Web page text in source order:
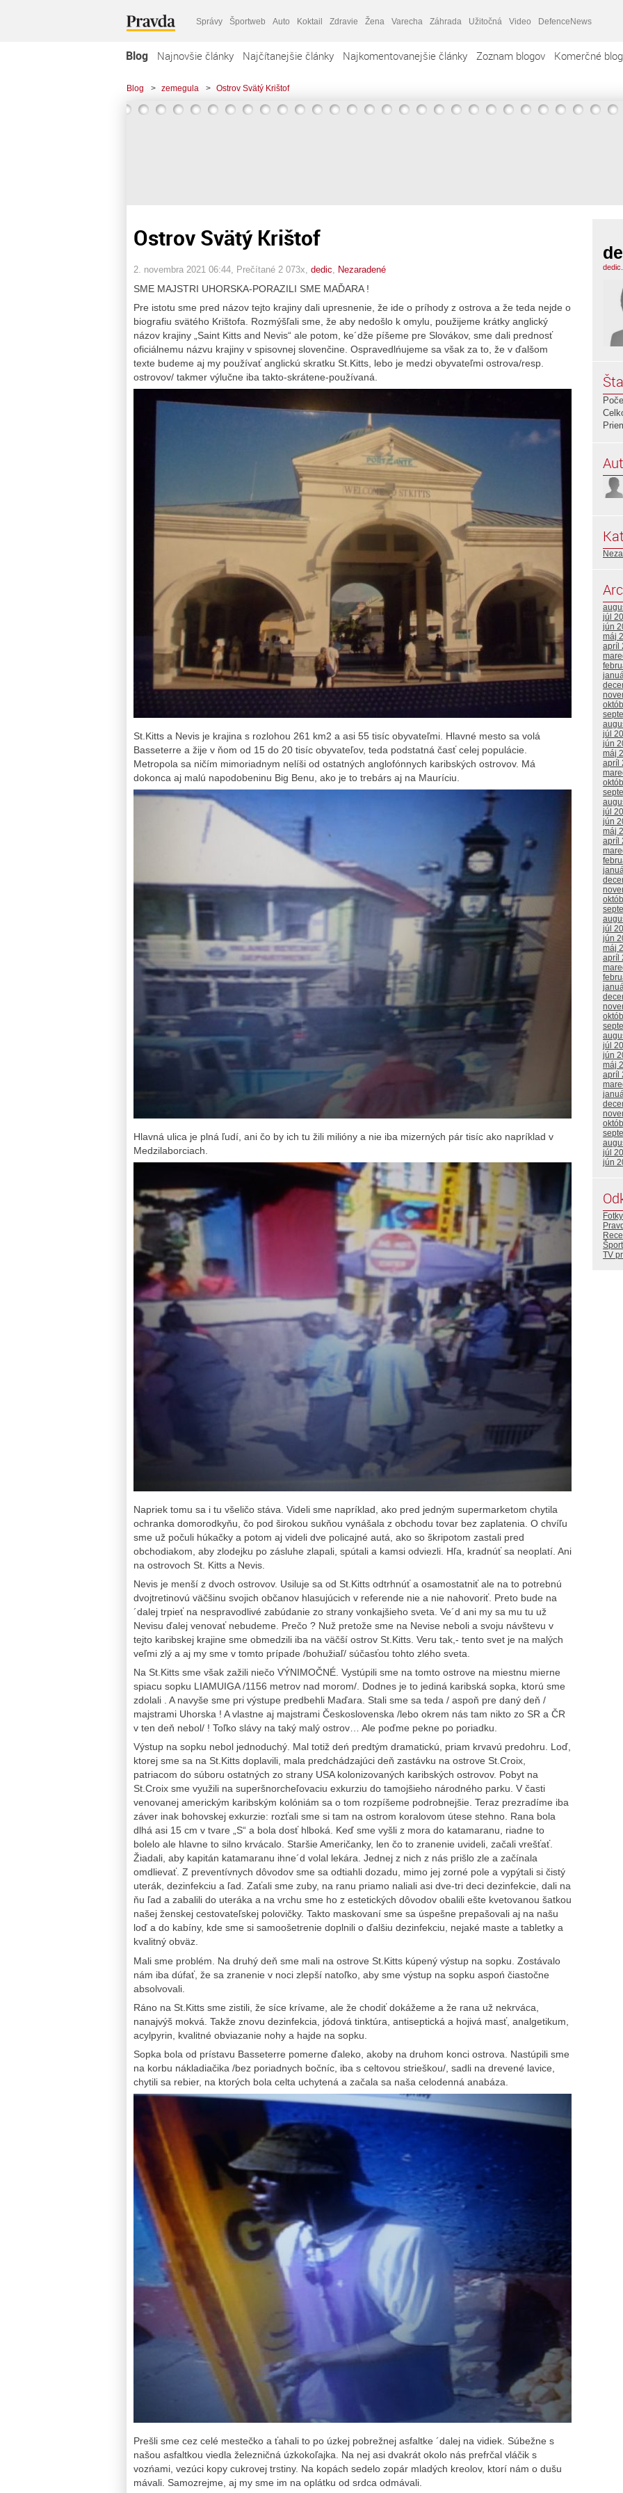
Správy Športweb Auto Koktail Zdravie Žena Varecha Záhrada Užitočná Video DefenceNews
Blog Najnovšie články Najčítanejšie články Najkomentovanejšie články Zoznam blogov Komerčné
Blog > zemegula > Ostrov Svätý Krištof
Ostrov Svätý Krištof
2. novembra 2021 06:44 , Prečítané 2 073x, dedic Nezaradené
SME MAJSTRI UHORSKA-PORAZILI SME MAĎARA !
Pre istotu sme pred názov tejto krajiny dali upresnenie, že ide o príhody z ostrova a že teda nejde o
biografiu svätého Krištofa. Rozmýšľali sme, že aby nedošlo k omylu, použijeme krátky anglický
názov krajiny „Saint Kitts and Nevis“ ale potom, ke´dže píšeme pre Slovákov, sme dali prednosť
oficiálnemu názvu krajiny v spisovnej slovenčine. Ospravedlńujeme sa však za to, že v ďalšom
texte budeme aj my používať anglickú skratku St.Kitts, lebo je medzi obyvateľmi ostrova/resp.
ostrovov/ takmer výlučne iba takto-skrátene-používaná.
St.Kitts a Nevis je krajina s rozlohou 261 km2 a asi 55 tisíc obyvateľmi. Hlavné mesto sa volá
Basseterre a žije v ňom od 15 do 20 tisíc obyvateľov, teda podstatná časť celej populácie.
Metropola sa ničím mimoriadnym nelíši od ostatných anglofónnych karibských ostrovov. Má
dokonca aj malú napodobeninu Big Benu, ako je to trebárs aj na Mauríciu.
Hlavná ulica je plná ľudí, ani čo by ich tu žili milióny a nie iba mizerných pár tisíc ako napríklad v
Medzilaborciach.
Napriek tomu sa i tu všeličo stáva. Videli sme napríklad, ako pred jedným supermarketom chytila
ochranka domorodkyňu, čo pod širokou sukňou vynášala z obchodu tovar bez zaplatenia. O chvíľu
sme už počuli húkačky a potom aj videli dve policajné autá, ako so škripotom zastali pred
obchodiakom, aby zlodejku po zásluhe zlapali, spútali a kamsi odviezli. Hľa, kradnúť sa neoplatí. Ani
na ostrovoch St. Kitts a Nevis.
Nevis je menší z dvoch ostrovov. Usiluje sa od St.Kitts odtrhnúť a osamostatniť ale na to potrebnú
dvojtretinovú väčšinu svojich občanov hlasujúcich v referende nie a nie nahovoriť. Preto bude na
´dalej trpieť na nespravodlivé zabúdanie zo strany vonkajšieho sveta. Ve´d ani my sa mu tu už
Nevisu ďalej venovať nebudeme. Prečo ? Nuž pretože sme na Nevise neboli a svoju návštevu v
tejto karibskej krajine sme obmedzili iba na väčší ostrov St.Kitts. Veru tak,- tento svet je na malých
veľmi zlý a aj my sme v tomto prípade /bohužiaľ/ súčasťou tohto zlého sveta.
Na St.Kitts sme však zažili niečo VÝNIMOČNÉ. Vystúpili sme na tomto ostrove na miestnu mierne
spiacu sopku LIAMUIGA /1156 metrov nad morom/. Dodnes je to jediná karibská sopka, ktorú sme
zdolali . A navyše sme pri výstupe predbehli Maďara. Stali sme sa teda / aspoň pre daný deň /
majstrami Uhorska ! A vlastne aj majstrami Československa /lebo okrem nás tam nikto zo SR a ČR
v ten deň nebol/ ! Toľko slávy na taký malý ostrov… Ale poďme pekne po poriadku.
Výstup na sopku nebol jednoduchý. Mal totiž deń predtým dramatickú, priam krvavú predohru. Loď,
ktorej sme sa na St.Kitts doplavili, mala predchádzajúci deň zastávku na ostrove St.Croix,
patriacom do súboru ostatných zo strany USA kolonizovaných karibských ostrovov. Pobyt na
St.Croix sme využili na superšnorcheľovaciu exkurziu do tamojšieho národného parku. V časti
venovanej americkým karibským kolóniám sa o tom rozpíšeme podrobnejšie. Teraz prezradíme iba
záver inak bohovskej exkurzie: rozťali sme si tam na ostrom koralovom útese stehno. Rana bola
dlhá asi 15 cm v tvare „S“ a bola dosť hlboká. Keď sme vyšli z mora do katamaranu, riadne to
bolelo ale hlavne to silno krvácalo. Staršie Američanky, len čo to zranenie uvideli, začali vrešťať.
Žiadali, aby kapitán katamaranu ihne´d volal lekára. Jednej z nich z nás prišlo zle a začínala
omdlievať. Z preventívnych dôvodov sme sa odtiahli dozadu, mimo jej zorné pole a vypýtali si čistý
uterák, dezinfekciu a ľad. Zaťali sme zuby, na ranu priamo naliali asi dve-tri deci dezinfekcie, dali na
ňu ľad a zabalili do uteráka a na vrchu sme ho z estetických dôvodov obalili ešte kvetovanou šatkou
našej ženskej cestovateľskej polovičky. Takto maskovaní sme sa úspešne prepašovali aj na našu
loď a do kabíny, kde sme si samoošetrenie doplnili o ďalšiu dezinfekciu, nejaké maste a tabletky a
kvalitný obväz.
Mali sme problém. Na druhý deň sme mali na ostrove St.Kitts kúpený výstup na sopku. Zostávalo
nám iba dúfať, že sa zranenie v noci zlepší natoľko, aby sme výstup na sopku aspoń čiastočne
absolvovali.
Ráno na St.Kitts sme zistili, že síce krívame, ale že chodiť dokážeme a že rana už nekrváca,
nanajvýš mokvá. Takže znovu dezinfekcia, jódová tinktúra, antiseptická a hojivá masť, analgetikum,
acylpyrin, kvalitné obviazanie nohy a hajde na sopku.
Sopka bola od prístavu Basseterre pomerne ďaleko, akoby na druhom konci ostrova. Nastúpili sme
na korbu nákladiačika /bez poriadnych bočníc, iba s celtovou strieškou/, sadli na drevené lavice,
chytili sa rebier, na ktorých bola celta uchytená a začala sa naša celodenná anabáza.
Prešli sme cez celé mestečko a ťahali to po úzkej pobrežnej asfaltke ´dalej na vidiek. Súbežne s
našou asfaltkou viedla železničná úzkokoľajka. Na nej asi dvakrát okolo nás prefrčal vláčik s
vozńami, vezúci kopy cukrovej trstiny. Na kopách sedelo zopár mladých kreolov, ktorí nám o dušu
mávali. Samozrejme, aj my sme im na oplátku od srdca odmávali.
júl
jún
máj
apríl
júl
jún
máj
apríl
júl
jún
máj
apríl
júl
jún
máj
apríl
júl
jún
máj
apríl
júl
jún
Fotky
Šport
TV